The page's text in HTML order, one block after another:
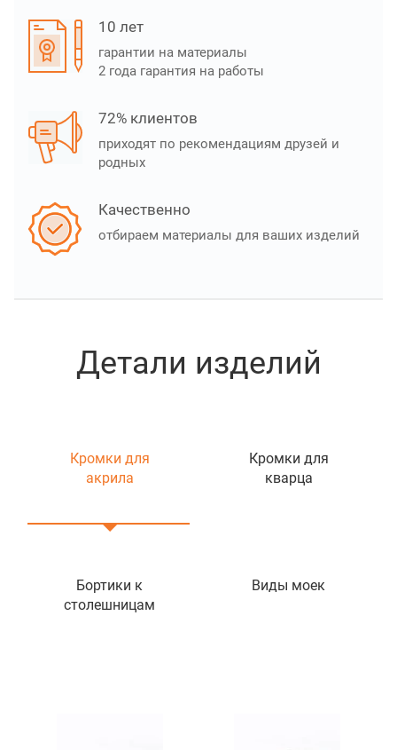
10 лет
гарантии на материалы
2 года гарантия на работы
72% клиентов
приходят по рекомендациям друзей и
родных
Качественно
отбираем материалы для ваших изделий
Детали изделий
Кромки для
акрила
Кромки для
кварца
Бортики к
столешницам
Виды моек